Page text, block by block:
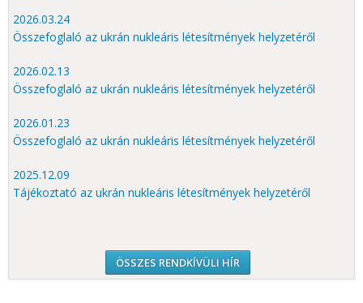
2026.03.24
Összefoglaló az ukrán nukleáris létesítmények helyzetéről
2026.02.13
Összefoglaló az ukrán nukleáris létesítmények helyzetéről
2026.01.23
Összefoglaló az ukrán nukleáris létesítmények helyzetéről
2025.12.09
Tájékoztató az ukrán nukleáris létesítmények helyzetéről
ÖSSZES RENDKÍVÜLI HÍR